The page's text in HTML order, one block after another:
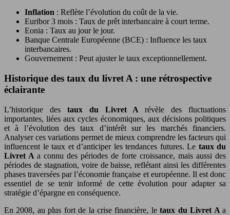
Inflation : Reflète l’évolution du coût de la vie.
Euribor 3 mois : Taux de prêt interbancaire à court terme.
Eonia : Taux au jour le jour.
Banque Centrale Européenne (BCE) : Influence les taux
interbancaires.
Gouvernement : Peut ajuster le taux exceptionnellement.
Historique des taux du livret A : une rétrospective
éclairante
L’historique des taux du Livret Arévèle des fluctuations
importantes, liées aux cycles économiques, aux décisions politiques
et à l’évolution des taux d’intérêt sur les marchés financiers.
Analyser ces variations permet de mieux comprendre les facteurs qui
influencent le taux et d’anticiper les tendances futures. Le taux du
Livret A a connu des périodes de forte croissance, mais aussi des
périodes de stagnation, voire de baisse, reflétant ainsi les différentes
phases traversées par l’économie française et européenne. Il est donc
essentiel de se tenir informé de cette évolution pour adapter sa
stratégie d’épargne en conséquence.
En 2008, au plus fort de la crise financière, letaux du Livret Aa